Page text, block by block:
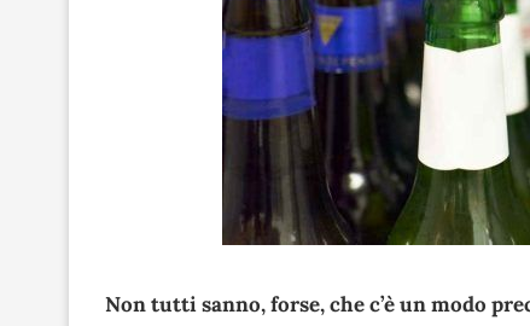
Non tutti sanno, forse, che c’è un modo